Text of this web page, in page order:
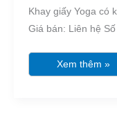
Khay giấy Yoga có
Giá bán: Liên hệ
Xem thêm »